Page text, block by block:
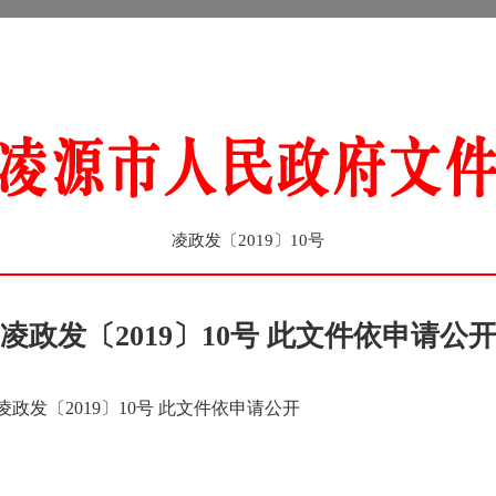
凌政发〔2019〕10号
凌政发〔2019〕10号 此文件依申请公开
政发〔2019〕10号 此文件依申请公开